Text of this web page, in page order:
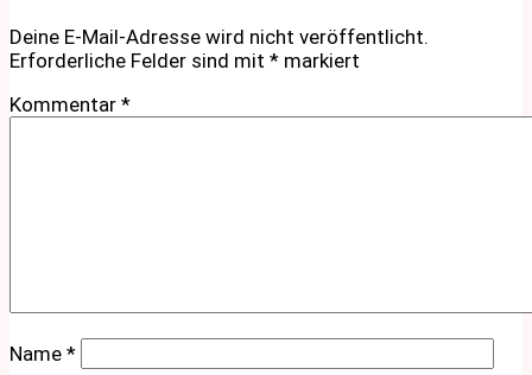
Deine E-Mail-Adresse wird nicht veröffentlicht.
Erforderliche Felder sind mit * markiert
Kommentar *
Name *